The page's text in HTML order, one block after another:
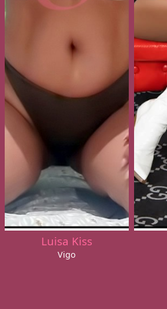
Luisa Kiss
Vigo